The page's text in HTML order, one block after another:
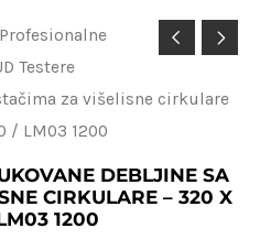
Profesionalne
Testere
za višelisne cirkulare
/ LM03 1200
DEBLJINE SA
CIRKULARE – 320 X
1200